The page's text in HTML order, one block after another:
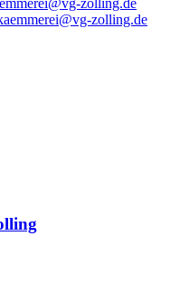
zolling.de